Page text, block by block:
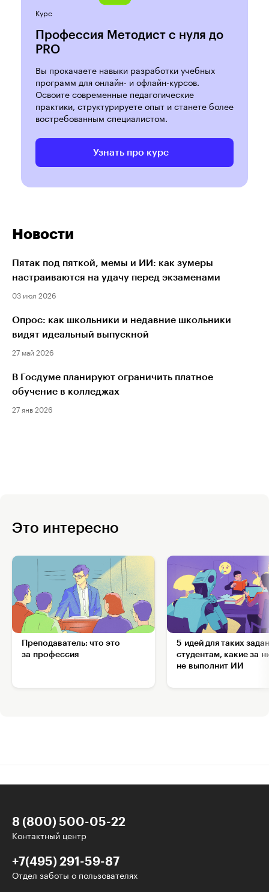
Курс
Профессия Методист с нуля до
PRO
Вы прокачаете навыки разработки учебных
программ для онлайн- и офлайн-курсов.
Освоите современные педагогические
практики, структурируете опыт и станете более
востребованным специалистом.
Узнать про курс
Новости
Пятак под пяткой, мемы и ИИ: как зумеры
настраиваются на удачу перед экзаменами
03 июл 2026
Опрос: как школьники и недавние школьники
видят идеальный выпускной
27 май 2026
В Госдуме планируют ограничить платное
обучение в колледжах
27 янв 2026
Это интересно
Преподаватель: что это
за профессия
5 идей для таких
студентам, какие за
не выполнит ИИ
8 (800) 500-05-22
Контактный центр
+7(495) 291-59-87
Отдел заботы о пользователях